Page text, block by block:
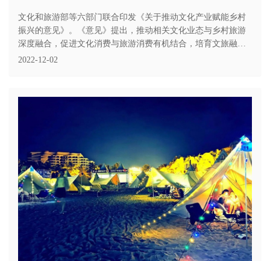
文化和旅游部等六部门联合印发《关于推动文化产业赋能乡村
振兴的意见》。《意见》提出，推动相关文化业态与乡村旅游
深度融合，促进文化消费与旅游消费有机结合，培育文旅融合
新业态新模式。
2022-12-02